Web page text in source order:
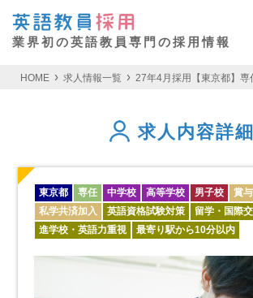
業界初の英語教員専門の採用情報
HOME 求人情報一覧 27年4月採用【東京都】
求人内容詳細
東京都 専任 中学校 高等学校 男子校
賞
私学共済加入
英語資格試験対策
留学・国際
進学校・英語力重視
最寄り駅から10分以内